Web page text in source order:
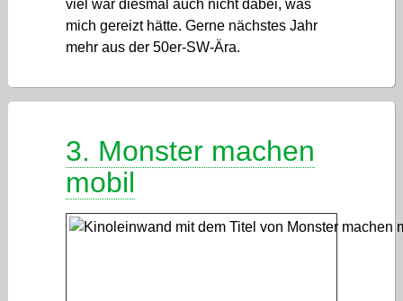
viel war diesmal auch nicht dabei, was
mich gereizt hätte. Gerne nächstes Jahr
mehr aus der 50er-SW-Ära.
3. Monster machen
mobil